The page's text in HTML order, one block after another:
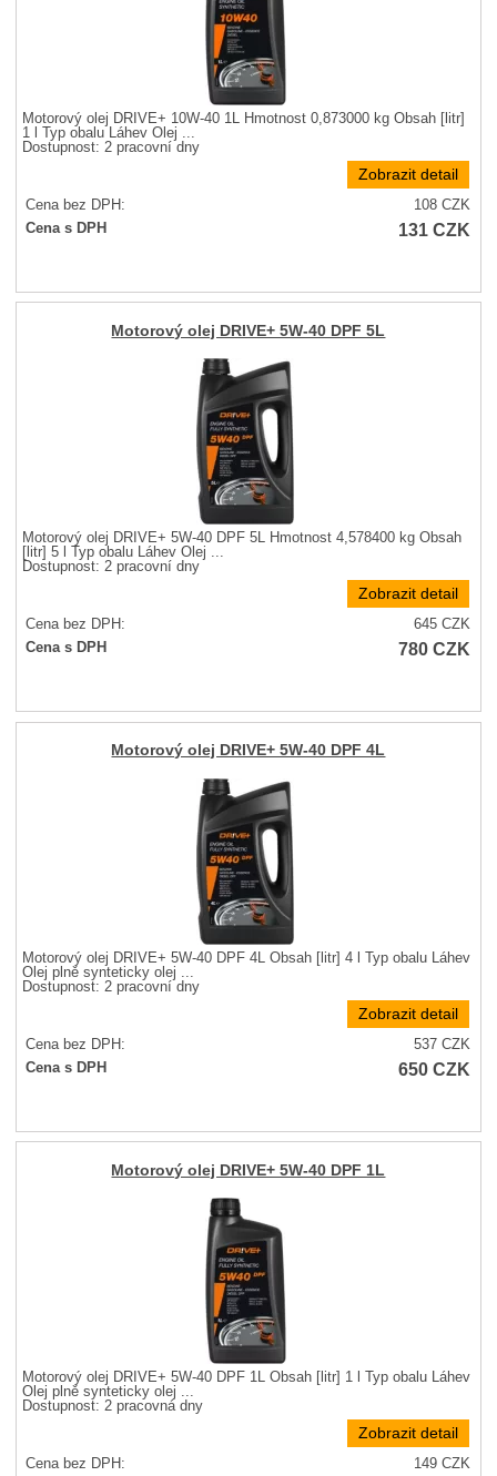
Motorový olej DRIVE+ 10W-40 1L Hmotnost 0,873000 kg Obsah [litr]
1 l Typ obalu Láhev Olej ...
Dostupnost: 2 pracovní dny
Zobrazit detail
Cena bez DPH: 108CZK
Cena s DPH
131CZK
Motorový olej DRIVE+ 5W-40 DPF 5L
Motorový olej DRIVE+ 5W-40 DPF 5L Hmotnost 4,578400 kg Obsah
[litr] 5 l Typ obalu Láhev Olej ...
Dostupnost:2 pracovní dny
Zobrazit detail
Cena bez DPH: 645CZK
Cena s DPH
780CZK
Motorový olej DRIVE+ 5W-40 DPF 4L
Motorový olej DRIVE+ 5W-40 DPF 4L Obsah [litr] 4 l Typ obalu Láhev
Olej plně synteticky olej ...
Dostupnost: 2 pracovní dny
Zobrazit detail
Cena bez DPH: 537CZK
Cena s DPH
650CZK
Motorový olej DRIVE+ 5W-40 DPF 1L
Motorový olej DRIVE+ 5W-40 DPF 1L Obsah [litr] 1 l Typ obalu Láhev
Olej plně synteticky olej ...
Dostupnost:2 pracovná dny
Zobrazit detail
Cena bez DPH: 149CZK